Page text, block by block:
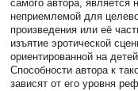
самого автора, является
неприемлемой для
произведения или её
изъятие эротической
ориентированной на
Способности автора к
зависят от его уровня